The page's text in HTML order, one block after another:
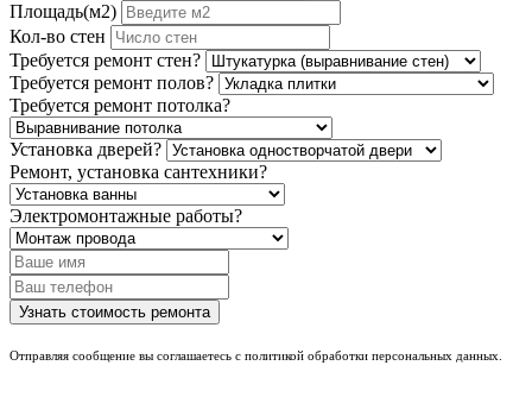
Площадь(м2)
Кол-во стен
Требуется ремонт стен?
Требуется ремонт полов?
Требуется ремонт потолка?
Установка дверей?
Ремонт, установка сантехники?
Электромонтажные работы?
Отправляя сообщение вы соглашаетесь с политикой обработки персональных данных.